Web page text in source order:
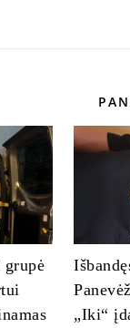
„Iki“